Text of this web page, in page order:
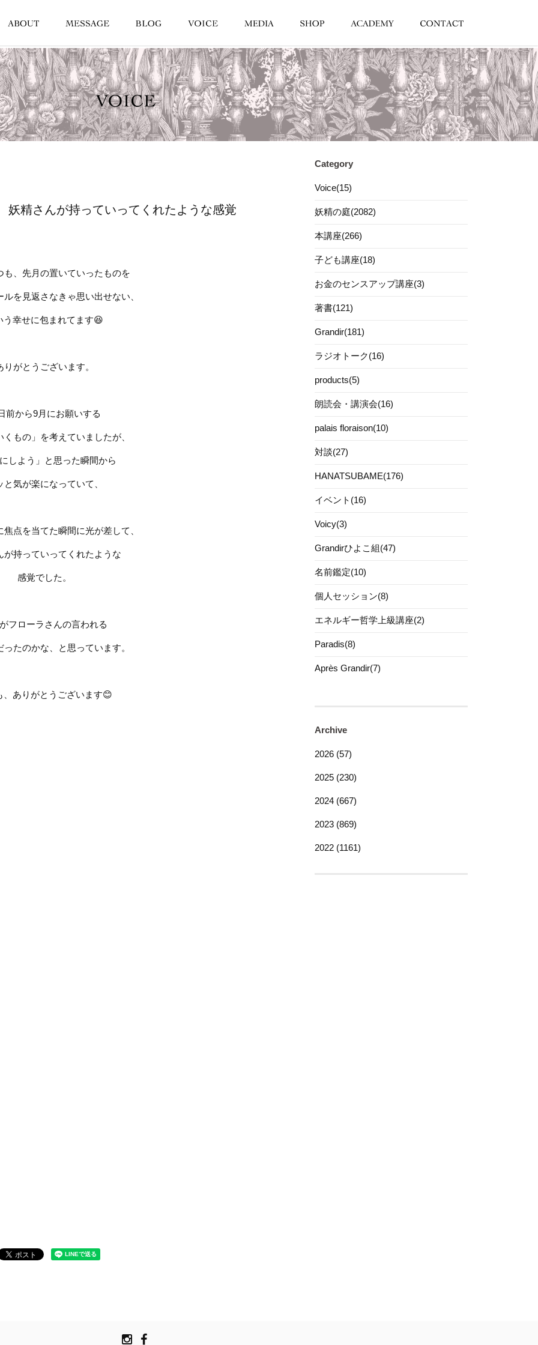
妖精さんが持っていってくれたような感覚
も、先月の置いていったものを
を見返さなきゃ思い出せない、
う幸せに包まれてます😆
りがとうございます。
前から9月にお願いする
くもの」を考えていましたが、
しよう」と思った瞬間から
と気が楽になっていて、
点を当てた瞬間に光が差して、
が持っていってくれたような
感覚でした。
フローラさんの言われる
ったのかな、と思っています。
、ありがとうございます😊
Category
Voice(15)
妖精の庭(2082)
本講座(266)
子ども講座(18)
お金のセンスアップ講座(3)
著書(121)
Grandir(181)
ラジオトーク(16)
products(5)
朗読会・講演会(16)
palais floraison(10)
対談(27)
HANATSUBAME(176)
イベント(16)
Voicy(3)
Grandirひよこ組(47)
名前鑑定(10)
個人セッション(8)
エネルギー哲学上級講座(2)
Paradis(8)
Après Grandir(7)
Archive
2026 (57)
2025 (230)
2024 (667)
2023 (869)
2022 (1161)